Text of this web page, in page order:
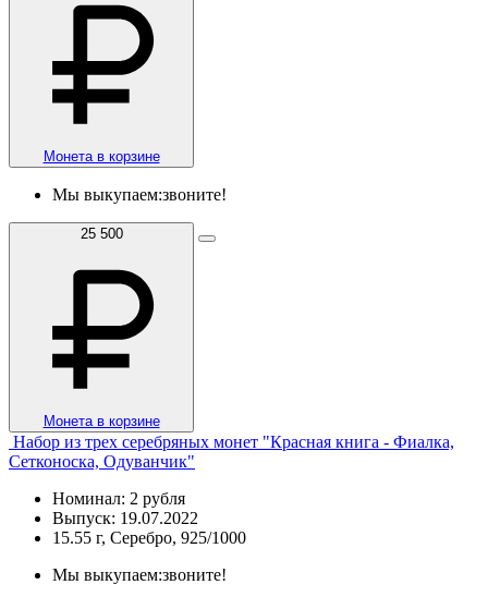
Монета в корзине
Мы выкупаем:звоните!
25 500
Монета в корзине
Набор из трех серебряных монет "Красная книга - Фиалка,
Сетконоска, Одуванчик"
Номинал: 2 рубля
Выпуск: 19.07.2022
15.55 г, Серебро, 925/1000
Мы выкупаем:звоните!